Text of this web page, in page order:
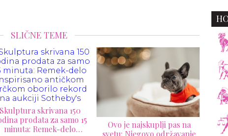
SLIČNE TEME
Ovo je najskuplji pas na
svetu: Njegovo održavanje
Código 1530 predstavlja
tekilu odležalu čak 15
godina